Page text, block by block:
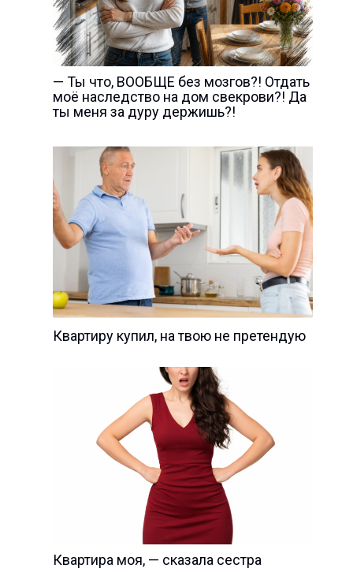
— Ты что, ВООБЩЕ без мозгов?! Отдать
моё наследство на дом свекрови?! Да
ты меня за дуру держишь?!
Квартиру купил, на твою не претендую
Квартира моя, — сказала сестра